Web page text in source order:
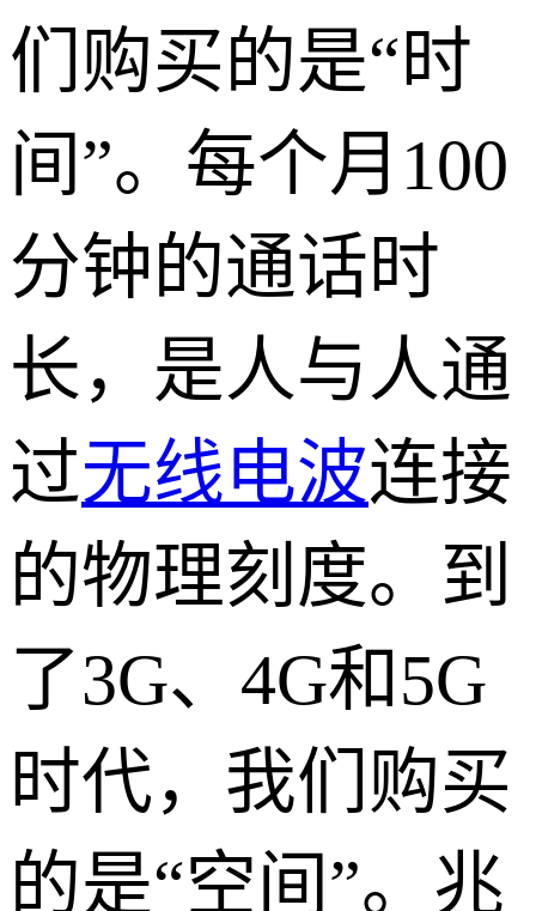
们购买的是“时
间”。每个月100
分钟的通话时
长，是人与人通
过无线电波连接
的物理刻度。到
了3G、4G和5G
时代，我们购买
的是“空间”。兆